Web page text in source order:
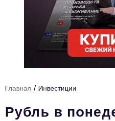
Ниши и рынки
Технологии и тренды
HR
Главная / Инвестиции
Рубль в